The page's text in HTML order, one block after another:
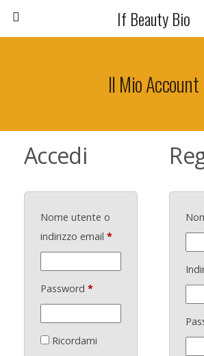
If Beauty Bio
Il Mio Account
Accedi
Nome utente o
indirizzo email *
Password *
Ricordami